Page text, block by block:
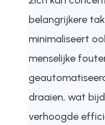
belangrijkere
minimaliseert
menselijke
draaien, wat
verhoogde